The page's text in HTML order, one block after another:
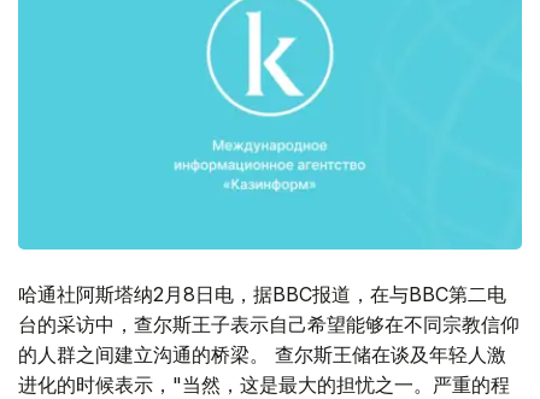
哈通社阿斯塔纳2月8日电，据BBC报道，在与BBC第二电
台的采访中，查尔斯王子表示自己希望能够在不同宗教信仰
的人群之间建立沟通的桥梁。 查尔斯王储在谈及年轻人激
进化的时候表示，"当然，这是最大的担忧之一。严重的程